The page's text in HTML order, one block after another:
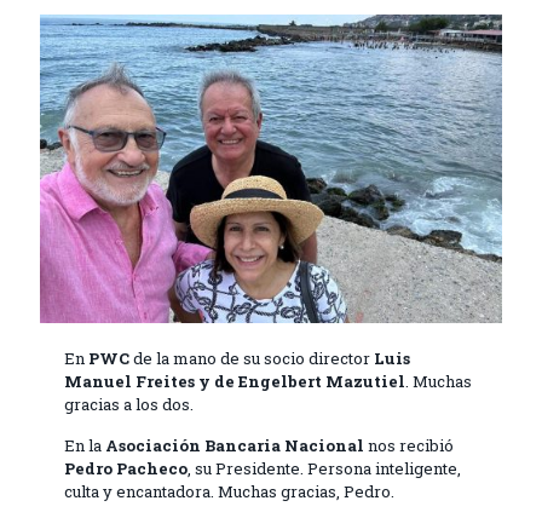
En PWCde la mano de su socio director Luis
Manuel Freites y de Engelbert Mazutiel. Muchas
gracias a los dos.
En la Asociación Bancaria Nacional nos recibió
Pedro Pacheco, su Presidente. Persona inteligente,
culta y encantadora. Muchas gracias, Pedro.